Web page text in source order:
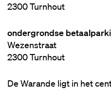
2300 Turnhout
ondergrondse
Wezenstraat
2300 Turnhout
De Warande ligt in het